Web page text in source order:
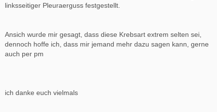
linksseitiger Pleuraerguss festgestellt.
Ansich wurde mir gesagt, dass diese Krebsart extrem selten sei,
dennoch hoffe ich, dass mir jemand mehr dazu sagen kann, gerne
auch per pm
ich danke euch vielmals